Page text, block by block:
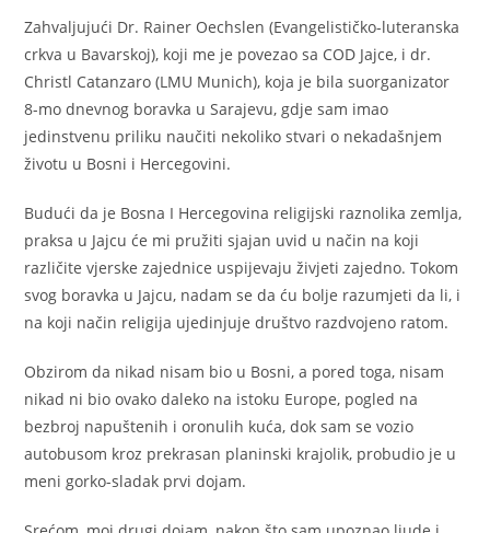
Zahvaljujući Dr. Rainer Oechslen (Evangelističko-luteranska
crkva u Bavarskoj), koji me je povezao sa COD Jajce, i dr.
Christl Catanzaro (LMU Munich), koja je bila suorganizator
8-mo dnevnog boravka u Sarajevu, gdje sam imao
jedinstvenu priliku naučiti nekoliko stvari o nekadašnjem
životu u Bosni i Hercegovini.
Budući da je Bosna I Hercegovina religijski raznolika zemlja,
praksa u Jajcu će mi pružiti sjajan uvid u način na koji
različite vjerske zajednice uspijevaju živjeti zajedno. Tokom
svog boravka u Jajcu, nadam se da ću bolje razumjeti da li, i
na koji način religija ujedinjuje društvo razdvojeno ratom.
Obzirom da nikad nisam bio u Bosni, a pored toga, nisam
nikad ni bio ovako daleko na istoku Europe, pogled na
bezbroj napuštenih i oronulih kuća, dok sam se vozio
autobusom kroz prekrasan planinski krajolik, probudio je u
meni gorko-sladak prvi dojam.